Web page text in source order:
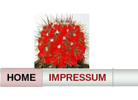
HOME IMPRESSUM